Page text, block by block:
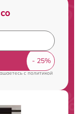
cполитикой